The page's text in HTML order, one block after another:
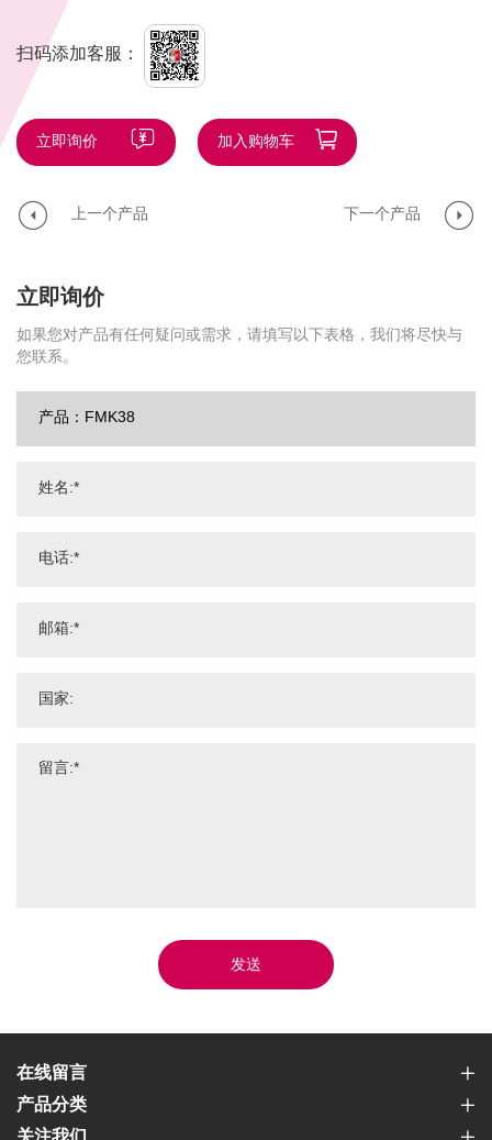
扫码添加客服：
立即询价 加入购物车
上一个产品 下一个产品
立即询价
如果您对产品有任何疑问或需求，请填写以下表格，我们将尽快与
您联系。
发送
在线留言
产品分类